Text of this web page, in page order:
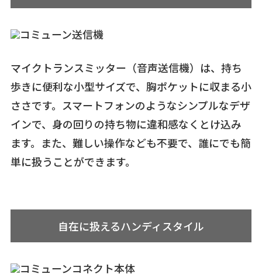
マイクトランスミッター（音声送信機）は、持ち
歩きに便利な小型サイズで、胸ポケットに収まる小
ささです。スマートフォンのようなシンプルなデザ
インで、身の回りの持ち物に違和感なくとけ込み
ます。また、難しい操作なども不要で、誰にでも簡
単に扱うことができます。
自在に扱えるハンディスタイル